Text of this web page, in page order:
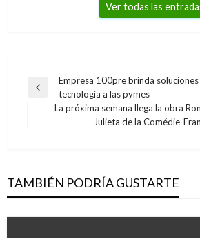
Ver todas las
Navegación
Entrada
anterior
Empresa 100pre brinda
tecnología a las pymes
La próxima semana llega la obra
Julieta de la Comédie-
TAMBIÉN PODRÍA GUSTARTE